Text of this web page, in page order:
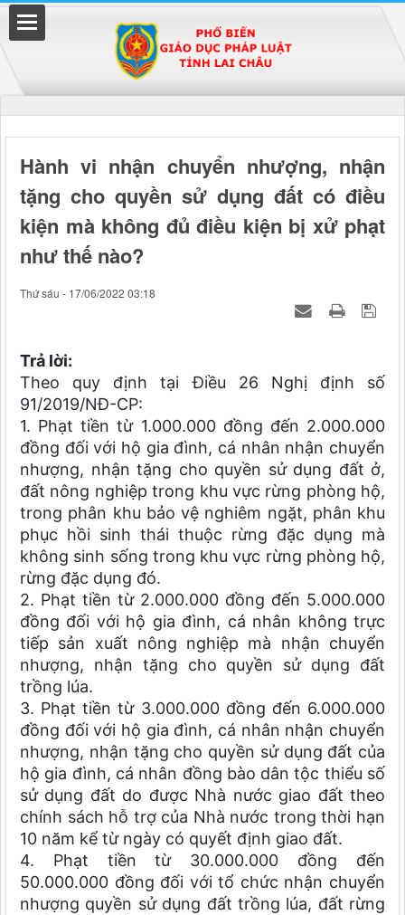
Hành vi nhận chuyển nhượng, nhận
tặng cho quyền sử dụng đất có điều
kiện mà không đủ điều kiện bị xử phạt
như thế nào?
Thứ sáu - 17/06/2022 03:18
Trả lời:
Theo quy định tại Điều 26 Nghị định số
91/2019/NĐ-CP:
1. Phạt tiền từ 1.000.000 đồng đến 2.000.000
đồng đối với hộ gia đình, cá nhân nhận chuyển
nhượng, nhận tặng cho quyền sử dụng đất ở,
đất nông nghiệp trong khu vực rừng phòng hộ,
trong phân khu bảo vệ nghiêm ngặt, phân khu
phục hồi sinh thái thuộc rừng đặc dụng mà
không sinh sống trong khu vực rừng phòng hộ,
rừng đặc dụng đó.
2. Phạt tiền từ 2.000.000 đồng đến 5.000.000
đồng đối với hộ gia đình, cá nhân không trực
tiếp sản xuất nông nghiệp mà nhận chuyển
nhượng, nhận tặng cho quyền sử dụng đất
trồng lúa.
3. Phạt tiền từ 3.000.000 đồng đến 6.000.000
đồng đối với hộ gia đình, cá nhân nhận chuyển
nhượng, nhận tặng cho quyền sử dụng đất của
hộ gia đình, cá nhân đồng bào dân tộc thiểu số
sử dụng đất do được Nhà nước giao đất theo
chính sách hỗ trợ của Nhà nước trong thời hạn
10 năm kể từ ngày có quyết định giao đất.
4. Phạt tiền từ 30.000.000 đồng đến
50.000.000 đồng đối với tổ chức nhận chuyển
nhượng quyền sử dụng đất trồng lúa, đất rừng
Đã kết nối EMC